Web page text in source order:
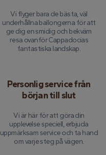
Vi flyger bara de bästa, väl
underhållna ballongerna för att
ge dig en smidig och bekväm
resa ovanför Cappadocias
fantastiska landskap.
Personlig service från
början till slut
Vi är här för att göra din
upplevelse speciell, erbjuda
uppmärksam service och ta hand
om varje steg på vägen.